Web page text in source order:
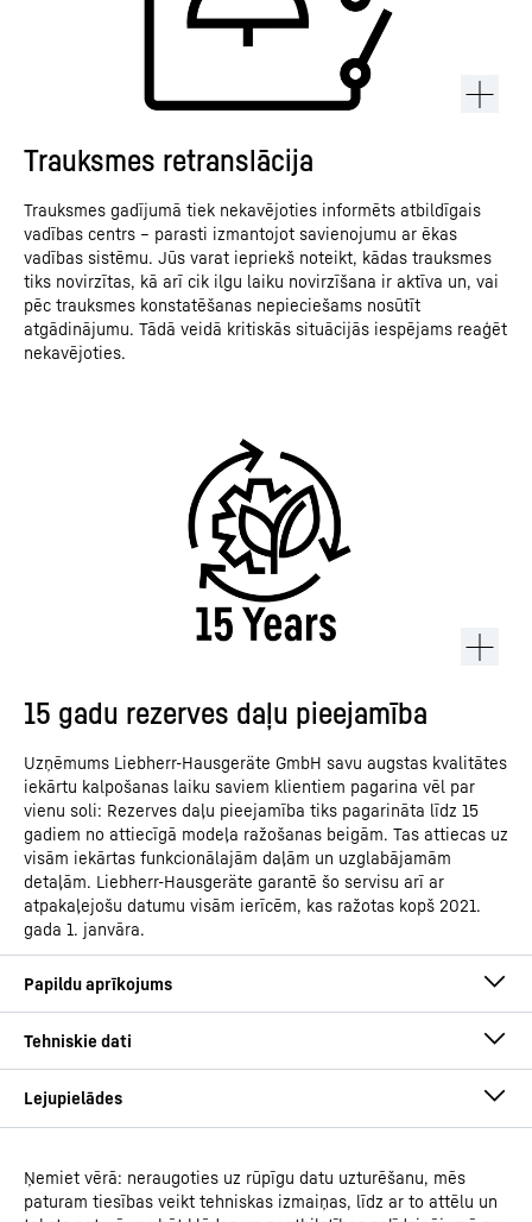
Trauksmes retranslācija
Trauksmes gadījumā tiek nekavējoties informēts atbildīgais
vadības centrs – parasti izmantojot savienojumu ar ēkas
vadības sistēmu. Jūs varat iepriekš noteikt, kādas trauksmes
tiks novirzītas, kā arī cik ilgu laiku novirzīšana ir aktīva un, vai
pēc trauksmes konstatēšanas nepieciešams nosūtīt
atgādinājumu. Tādā veidā kritiskās situācijās iespējams reaģēt
nekavējoties.
15 gadu rezerves daļu pieejamība
Uzņēmums Liebherr-Hausgeräte GmbH savu augstas kvalitātes
iekārtu kalpošanas laiku saviem klientiem pagarina vēl par
vienu soli: Rezerves daļu pieejamība tiks pagarināta līdz 15
gadiem no attiecīgā modeļa ražošanas beigām. Tas attiecas uz
visām iekārtas funkcionālajām daļām un uzglabājamām
detaļām. Liebherr-Hausgeräte garantē šo servisu arī ar
atpakaļejošu datumu visām ierīcēm, kas ražotas kopš 2021.
gada 1. janvāra.
Modeļa veids
Laboratorijas saldētava ar
Lietošanas instrukcija
Ņemiet vērā: neraugoties uz rūpīgu datu uzturēšanu, mēs
paturam tiesības veikt tehniskas izmaiņas, līdz ar to attēlu un